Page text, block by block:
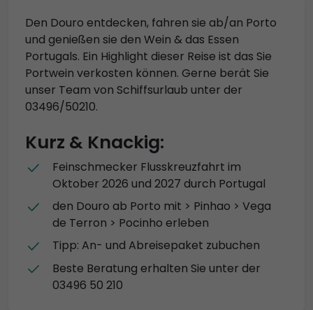
Den Douro entdecken, fahren sie ab/an Porto
und genießen sie den Wein & das Essen
Portugals. Ein Highlight dieser Reise ist das Sie
Portwein verkosten können. Gerne berät Sie
unser Team von Schiffsurlaub unter der
03496/50210.
Kurz & Knackig:
Feinschmecker Flusskreuzfahrt im
Oktober 2026 und 2027 durch Portugal
den Douro ab Porto mit > Pinhao > Vega
de Terron > Pocinho erleben
Tipp: An- und Abreisepaket zubuchen
Beste Beratung erhalten Sie unter der
03496 50 210